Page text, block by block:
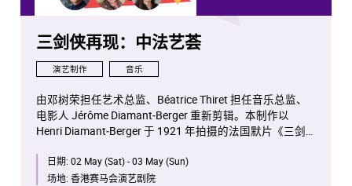
三剑侠再现：中法艺荟
演艺制作 音乐
由邓树荣担任艺术总监、Béatrice Thiret 担任音乐总监、
电影人 Jérôme Diamant‑Berger 重新剪辑。本制作以
Henri Diamant‑Berger 于 1921 年拍摄的法国默片《三剑
话，重新演绎这部经典作品。法国默片将结合作曲及电子
音乐系学生的创作及全新编写的粤语剧本，由音乐学院及
日期: 02 May (Sat) - 03 May (Sun)
场地: 香港赛马会演艺剧院